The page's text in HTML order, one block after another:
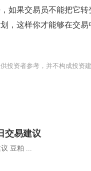
如果交易员不能把它转
，这样你才能够在交易
投资者参考，并不构成投资
交易建议
豆粕 ...